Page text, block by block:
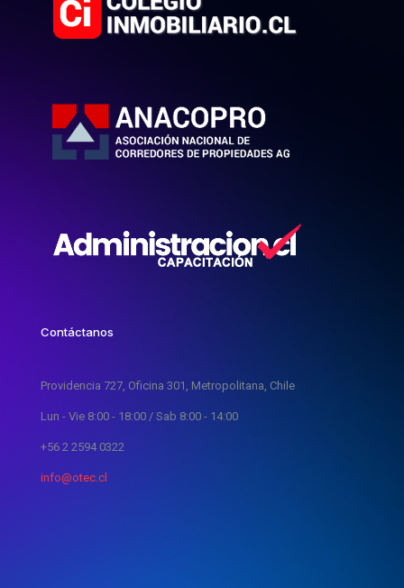
Contáctanos
Providencia 727, Oficina 301, Metropolitana, Chile
Lun - Vie 8:00 - 18:00 / Sab 8:00 - 14:00
+56 2 2594 0322
info@otec.cl